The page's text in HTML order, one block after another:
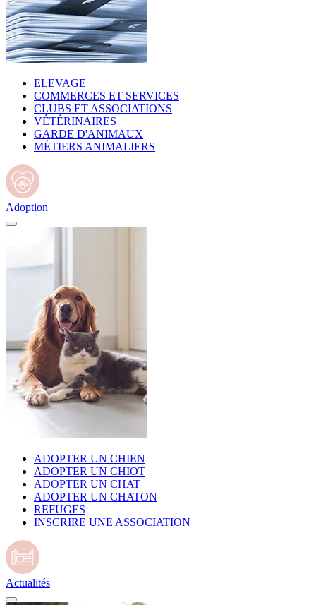
ELEVAGE
COMMERCES ET SERVICES
CLUBS ET ASSOCIATIONS
VÉTÉRINAIRES
GARDE D'ANIMAUX
MÉTIERS ANIMALIERS
Adoption
ADOPTER UN CHIEN
ADOPTER UN CHIOT
ADOPTER UN CHAT
ADOPTER UN CHATON
REFUGES
INSCRIRE UNE ASSOCIATION
Actualités